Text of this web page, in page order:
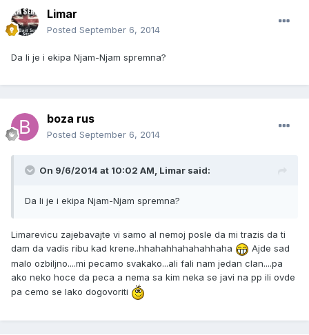
Limar
Posted September 6, 2014
Da li je i ekipa Njam-Njam spremna?
boza rus
Posted September 6, 2014
On 9/6/2014 at 10:02 AM, Limar said:
Da li je i ekipa Njam-Njam spremna?
Limarevicu zajebavajte vi samo al nemoj posle da mi trazis da ti
dam da vadis ribu kad krene..hhahahhahahahhaha
Ajde sad
malo ozbiljno....mi pecamo svakako...ali fali nam jedan clan....pa
ako neko hoce da peca a nema sa kim neka se javi na pp ili ovde
pa cemo se lako dogovoriti